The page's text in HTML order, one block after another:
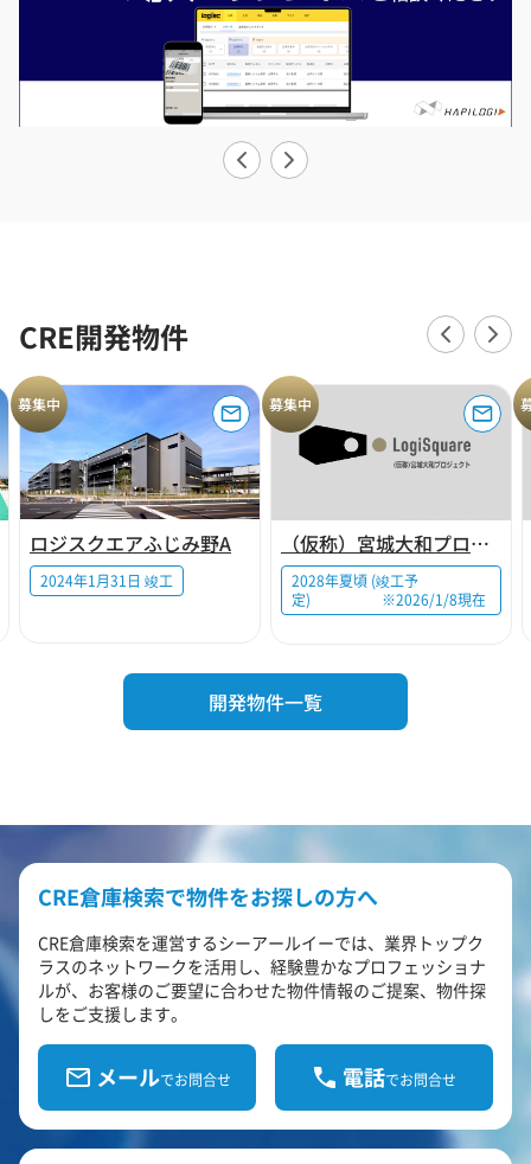
CRE開発物件
募集中
ロジスクエアふじみ野A
2024年1月31日 竣工
募集中
（仮称）宮城大和プロジェクト
2028年夏頃 (竣工予
定) ※2026/1/8現在
開発物件一覧
CRE倉庫検索で物件をお探しの方へ
CRE倉庫検索を運営するシーアールイーでは、業界トップク
ラスのネットワークを活用し、経験豊かなプロフェッショナ
ルが、お客様のご要望に合わせた物件情報のご提案、物件探
しをご支援します。
メールでお問合せ 電話でお問合せ